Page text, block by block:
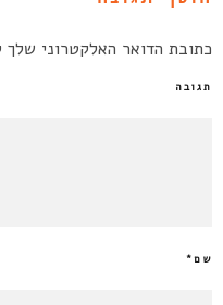
כתובת הדואר האלקטרוני
תגובה
שם*